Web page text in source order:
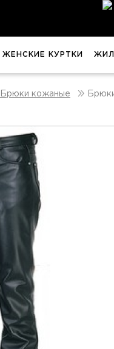
ЖЕНСКИЕ КУРТКИ
Брюки кожаные